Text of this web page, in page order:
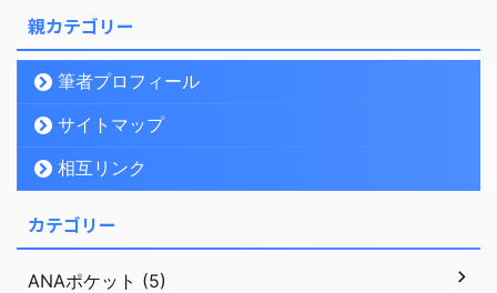
親カテゴリー
筆者プロフィール
サイトマップ
相互リンク
カテゴリー
ANAポケット (5)